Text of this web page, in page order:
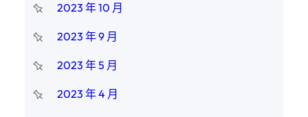
2023 年 10 月
2023 年 9 月
2023 年 5 月
2023 年 4 月